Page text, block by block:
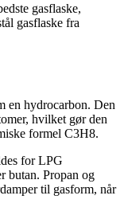
gasflaske,
gasflaske fra
en hydrocarbon. Den
hvilket gør den
formel C3H8.
for LPG
butan. Propan og
til gasform, når